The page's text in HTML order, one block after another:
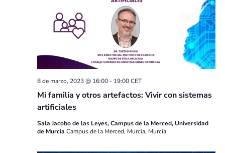
Mi familia y otros artefactos: Vivir con sistemas
artificiales
8 de marzo, 2023 @ 16:00- 19:00 CET
Sala Jacobo de las Leyes, Campus de la Merced, Universidad
de Murcia Campus de la Merced, Murcia, Murcia